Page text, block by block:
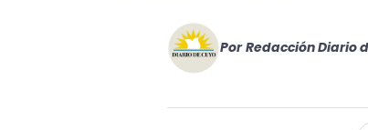
Por Redacción Diario